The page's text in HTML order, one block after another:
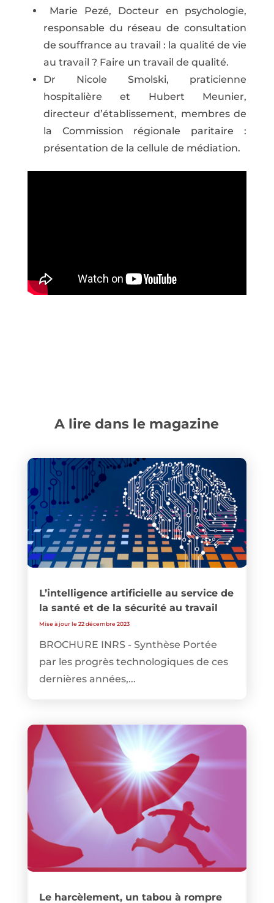
Marie Pezé, Docteur en psychologie,
responsable du réseau de consultation
de souffrance au travail : la qualité de vie
au travail ? Faire un travail de qualité.
Dr Nicole Smolski, praticienne
hospitalière et Hubert Meunier,
directeur d’établissement, membres de
la Commission régionale paritaire :
présentation de la cellule de médiation.
A lire dans le magazine
L’intelligence artificielle au service de
la santé et de la sécurité au travail
Mise à jour le 22 décembre 2023
BROCHURE INRS - Synthèse Portée
par les progrès technologiques de ces
dernières années,...
Le harcèlement, un tabou à rompre